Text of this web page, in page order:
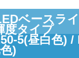
ベースラ
度タイプ
5(昼白色)
)